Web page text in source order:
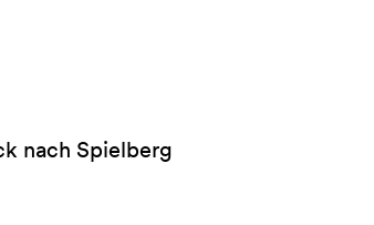
nach Spielberg